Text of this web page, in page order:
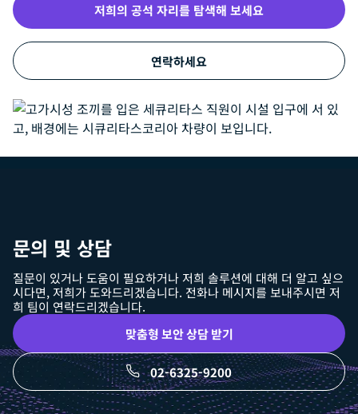
저희의 공석 자리를 탐색해 보세요
연락하세요
문의 및 상담
질문이 있거나 도움이 필요하거나 저희 솔루션에 대해 더 알고 싶으
시다면, 저희가 도와드리겠습니다. 전화나 메시지를 보내주시면 저
희 팀이 연락드리겠습니다.
02-6325-9200
맞춤형 보안 상담 받기